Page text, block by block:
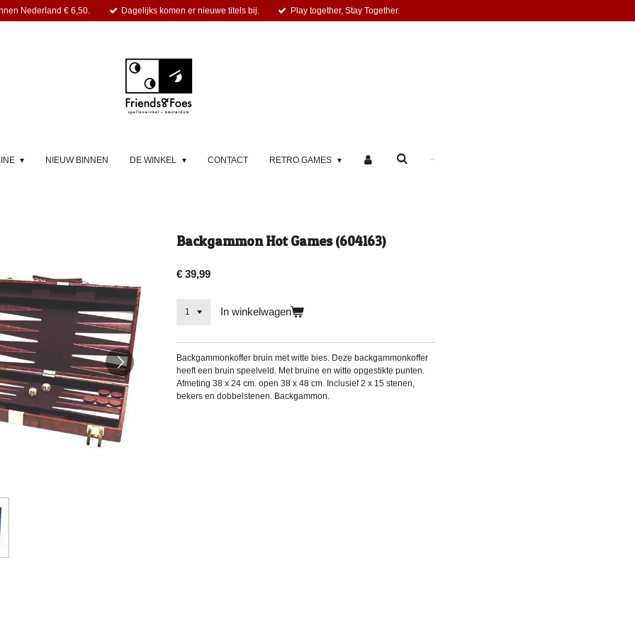
Nederland € 6,50. Dagelijks komen er nieuwe titels bij. Play together, Stay Together.
NIEUW BINNEN DE WINKEL CONTACT RETRO GAMES
Backgammon Hot Games (604163)
€ 39,99
In winkelwagen
Backgammonkoffer bruin met witte bies. Deze backgammonkoffer
heeft een bruin speelveld. Met bruine en witte opgestikte punten.
Afmeting 38 x 24 cm. open 38 x 48 cm. Inclusief 2 x 15 stenen,
bekers en dobbelstenen. Backgammon.